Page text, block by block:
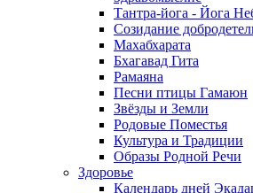
Тантра-йога - Йога
Созидание
Махабхарата
Бхагавад Гита
Рамаяна
Песни птицы Гамаюн
Звёзды и Земли
Родовые Поместья
Культура и Традиции
Образы Родной Речи
Здоровье
Календарь дней